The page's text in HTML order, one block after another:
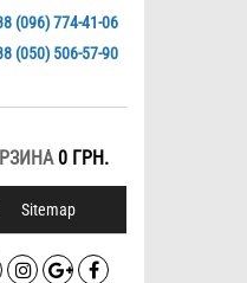
(096) 774-41-06
(050) 506-57-90
0 ГРН.
Sitemap